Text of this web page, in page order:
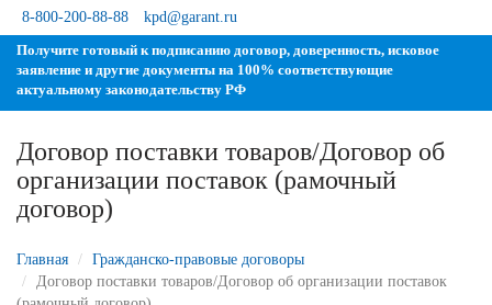
8-800-200-88-88
kpd@garant.ru
Получите готовый к подписанию договор, доверенность, исковое
заявление и другие документы на 100% соответствующие
актуальному законодательству РФ
Договор поставки товаров/Договор о
организации поставок (рамочный
договор)
Главная
Гражданско-правовые договоры
Договор поставки товаров/Договор об организации поставок